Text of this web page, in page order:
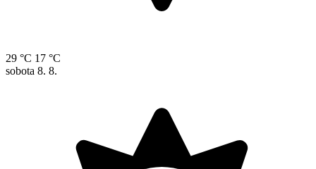
29 °C 17 °C
sobota 8. 8.